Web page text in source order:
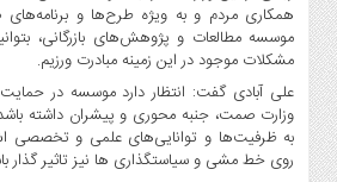
صنایع
غذایی
سیاسی
و
بین
الملل
همکاری مردم و به ویژه طرح‌ها و
موسسه مطالعات و پژوهش‌های بازرگانی،
مشکلات موجود در این زمینه مبادرت ورزیم.
علی آبادی گفت: انتظار دارد موسسه در
وزارت صمت، جنبه محوری و پیشران داشته
به ظرفیت‌ها و توانایی‌های علمی و تخصصی
روی خط مشی و سیاستگذاری ها نیز تاثیر گذار